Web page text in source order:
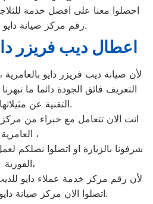
احصلوا معنا على افضل خدمة
رقم مركز صيانة دايو في العامرية.
اعطال ديب فريزر
لأن صيانة ديب فريزر دايو
التعريف فائق الجودة دائما ما
التقنية عن مثيلاتها انها دايو.
انت الان تتعامل مع خبراء من مركز
العامرية ،
شرفونا بالزيارة او اتصلوا نصلكم
الفورية،
لأن رقم مركز خدمة عملاء دايو
اتصلوا الان مركز صيانة دايو العامرية مباشرة.